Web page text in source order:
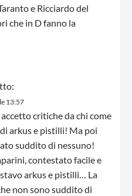
e Ricciardo del
che in D fanno la
13:57
critiche da chi come
arkus e pistilli! Ma poi
suddito di nessuno!
contestato facile e
arkus e pistilli… La
non sono suddito di